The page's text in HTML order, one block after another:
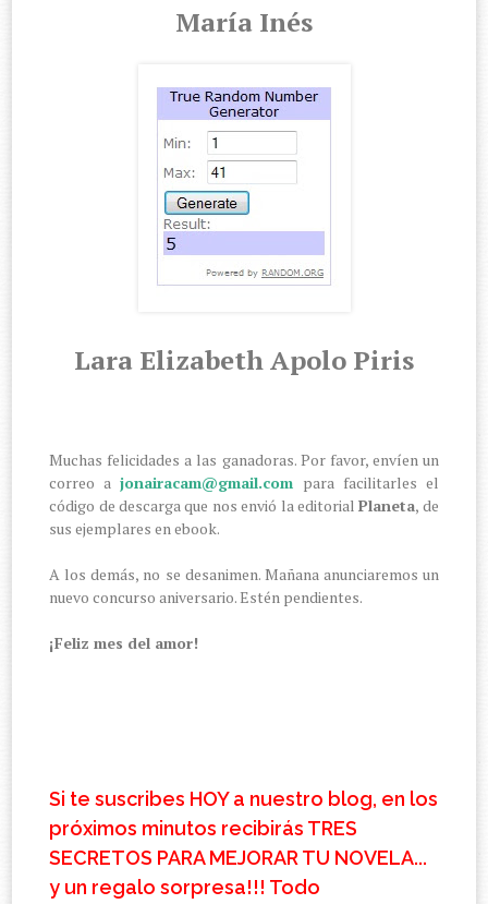
María Inés
Lara Elizabeth Apolo Piris
Muchas felicidades a las ganadoras. Por favor, envíen un
correo ajonairacam@gmail.com para facilitarles el
código de descarga que nos envió la editorialPlaneta, de
sus ejemplares en ebook.
A los demás, no se desanimen. Mañana anunciaremos un
nuevo concurso aniversario. Estén pendientes.
¡Feliz mes del amor!
Si te suscribes HOY a nuestro blog, en los
próximos minutos recibirás TRES
SECRETOS PARA MEJORAR TU NOVELA...
y un regalo sorpresa!!! Todo